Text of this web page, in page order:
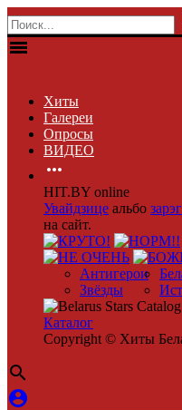
menu
Хиты
Галереи
Опросы
ВИДЕО

HIT.BY online
Увайдзице альбо
на сайт.
Антигерои
Звёзды
Каталог
Copyright © Хиты

